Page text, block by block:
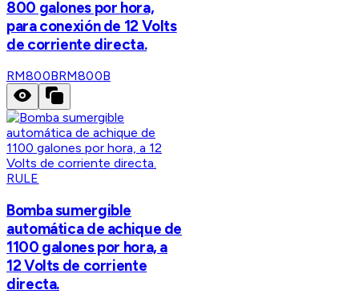
800 galones por hora,
para conexión de 12 Volts
de corriente directa.
RM800BRM800B
RULE
Bomba sumergible
automática de achique de
1100 galones por hora, a
12 Volts de corriente
directa.